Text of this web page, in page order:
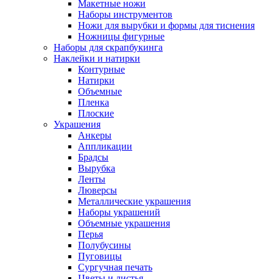
Макетные ножи
Наборы инструментов
Ножи для вырубки и формы для тиснения
Ножницы фигурные
Наборы для скрапбукинга
Наклейки и натирки
Контурные
Натирки
Объемные
Пленка
Плоские
Украшения
Анкеры
Аппликации
Брадсы
Вырубка
Ленты
Люверсы
Металлические украшения
Наборы украшений
Объемные украшения
Перья
Полубусины
Пуговицы
Сургучная печать